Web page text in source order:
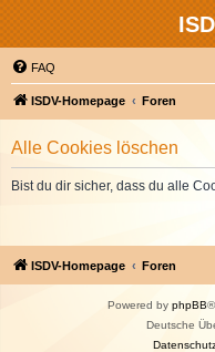
FAQ
ISDV-Homepage Foren
Alle Cookies löschen
Bist du dir sicher, dass du alle
ISDV-Homepage Foren
Powered by phpBB
Deutsche